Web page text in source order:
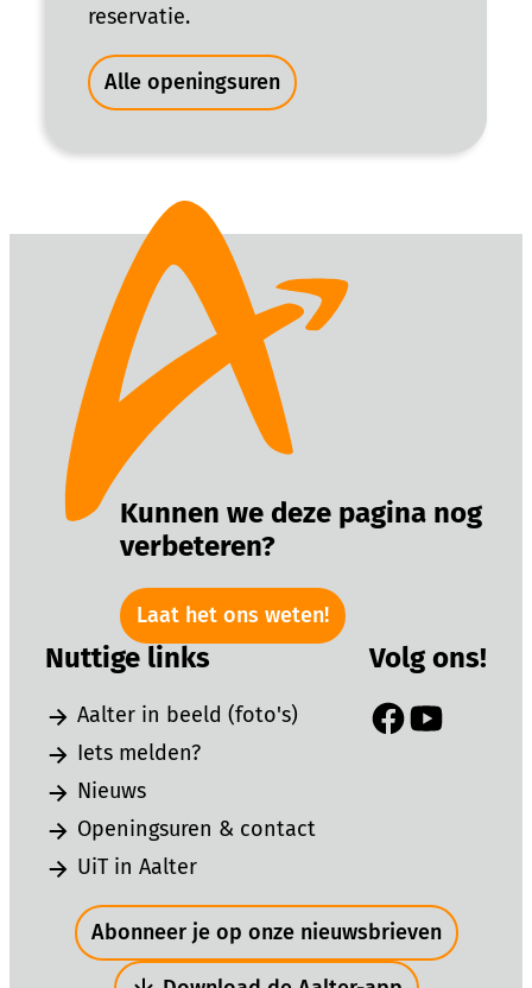
reservatie.
Alle openingsurenArtA'A
Kunnen we deze pagina nog
verbeteren?
Laat het ons weten!
Nuttige links
Aalter in beeld (foto's)
Iets melden?
Nieuws
Openingsuren & contact
UiT in Aalter
Volg ons!
Facebook
YouTube
Snel naar
Abonneer je op onze nieuwsbrieven